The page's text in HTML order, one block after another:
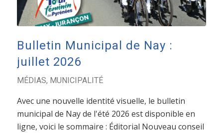
Bulletin Municipal de Nay :
juillet 2026
MÉDIAS, MUNICIPALITÉ
Avec une nouvelle identité visuelle, le bulletin
municipal de Nay de l'été 2026 est disponible en
ligne, voici le sommaire : Éditorial Nouveau conseil